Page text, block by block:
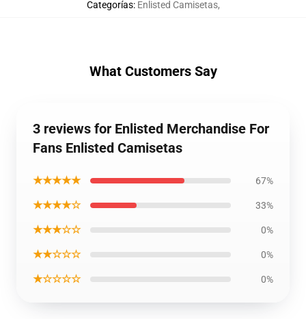
Categorías: Enlisted Camisetas,
What Customers Say
3 reviews for Enlisted Merchandise For
Fans Enlisted Camisetas
★★★★★ 67%
★★★★☆ 33%
★★★☆☆ 0%
★★☆☆☆ 0%
★☆☆☆☆ 0%